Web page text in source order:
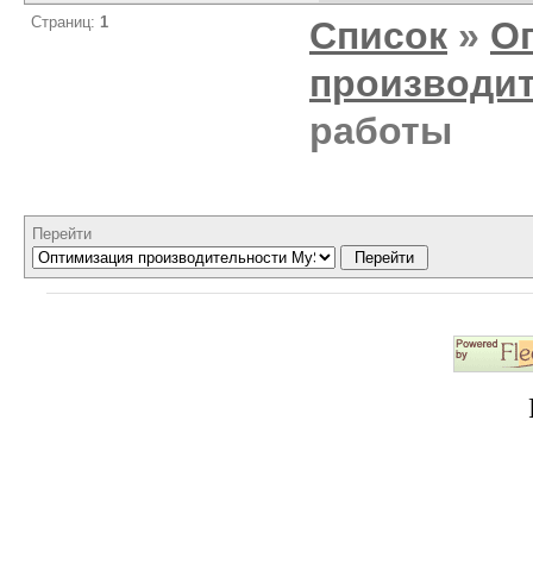
Страниц: 1 Список »
работы
Перейти